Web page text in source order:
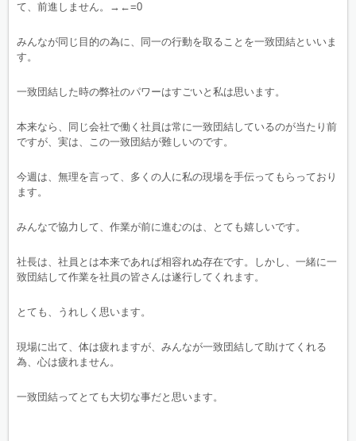
て、前進しません。→←=0
みんなが同じ目的の為に、同一の行動を取ることを一致団結といいま
す。
一致団結した時の弊社のパワーはすごいと私は思います。
本来なら、同じ会社で働く社員は常に一致団結しているのが当たり前
ですが、実は、この一致団結が難しいのです。
今週は、無理を言って、多くの人に私の現場を手伝ってもらっており
ます。
みんなで協力して、作業が前に進むのは、とても嬉しいです。
社長は、社員とは本来であれば相容れぬ存在です。しかし、一緒に一
致団結して作業を社員の皆さんは遂行してくれます。
とても、うれしく思います。
現場に出て、体は疲れますが、みんなが一致団結して助けてくれる
為、心は疲れません。
一致団結ってとても大切な事だと思います。